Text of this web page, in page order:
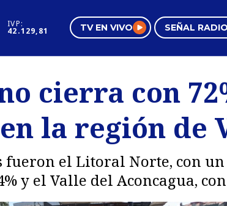
IVP:
42.129,81 TV EN VIVO SEÑAL
Negocios
Pura Mujer Videos
cierra con
la región de
el Litoral Norte, con un
y el Valle del Aconcagua, con